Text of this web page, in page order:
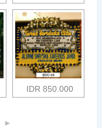
IDR 850.000
►